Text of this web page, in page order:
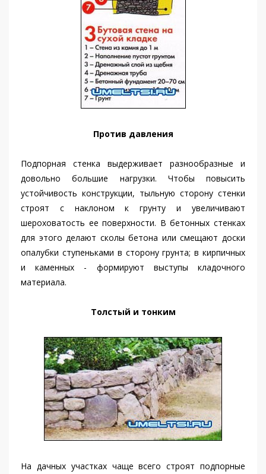
Против давления
Подпорная стенка выдерживает разнообразные и
довольно большие нагрузки. Чтобы повысить
устойчивость конструкции, тыльную сторону стенки
строят с наклоном к грунту и увеличивают
шероховатость ее поверхности. В бетонных стенках
для этого делают сколы бетона или смещают доски
опалубки ступеньками в сторону грунта; в кирпичных
и каменных - формируют выступы кладочного
материала.
Толстый и тонким
На дачных участках чаще всего строят подпорные